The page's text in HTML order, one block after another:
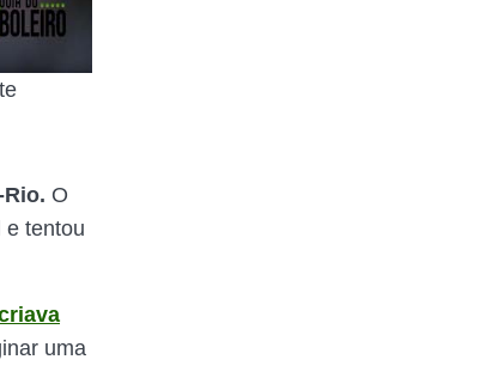
O
e tentou
uma